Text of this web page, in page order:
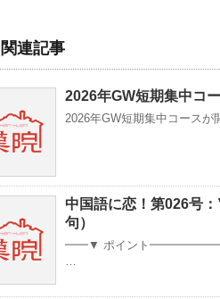
関連記事
2026年GW短期集中コ
2026年GW短期集中コース
中国語に恋！第026号
句）
━━▼ ポイント
…